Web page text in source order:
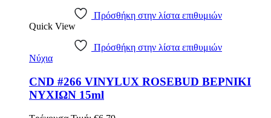
Πρόσθήκη στην λίστα επιθυμιών
Quick View
Πρόσθήκη στην λίστα επιθυμιών
Νύχια
CND #266 VINYLUX ROSEBUD ΒΕΡΝΙΚΙ
ΝΥΧΙΩΝ 15ml